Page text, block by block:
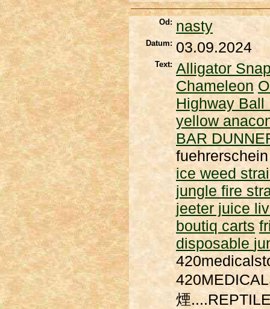
Od: nasty
Datum: 03.09.2024
Text: Alligator
Chameleon
Highway Ball
yellow
BAR
ice weed
jungle fire
jeeter juice
boutiq carts
disposable
煙